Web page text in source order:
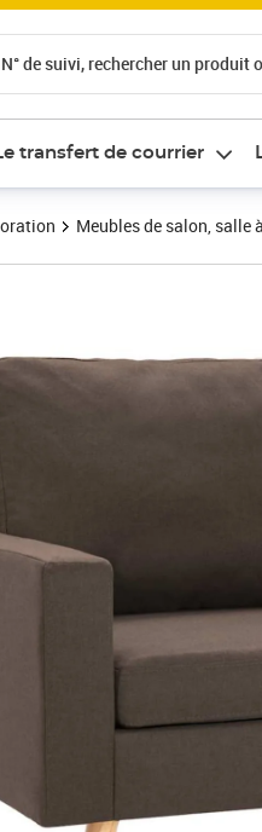
N° de suivi, rechercher un produit
transfert de courrier
Meubles de salon, salle